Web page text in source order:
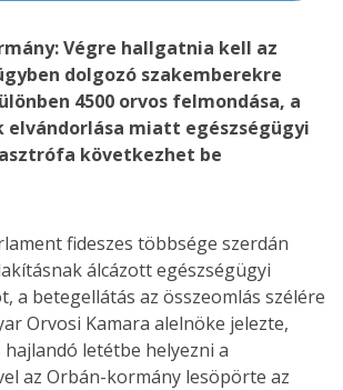
Végre hallgatnia kell az
dolgozó szakemberekre
4500 orvos felmondása, a
elvándorlása miatt egészségügyi
következhet be
fideszes többsége szerdán
álcázott egészségügyi
a betegellátás az összeomlás szélére
Orvosi Kamara alelnöke jelezte,
letétbe helyezni a
az Orbán-kormány lesöpörte az